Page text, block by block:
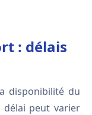
: délais
disponibilité du
délai peut varier